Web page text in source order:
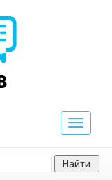
Toggle
Найти